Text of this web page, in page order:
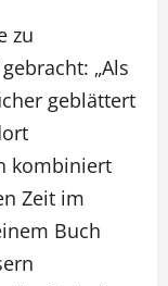
zu
„Als
geblättert
kombiniert
Zeit im
Buch